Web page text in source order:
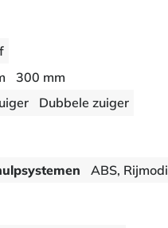
300 mm
Dubbele zuiger
ABS, Rijmodi